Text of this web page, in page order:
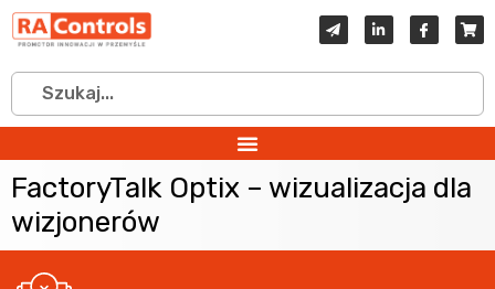
FactoryTalk Optix – wizualizacja dla
wizjonerów